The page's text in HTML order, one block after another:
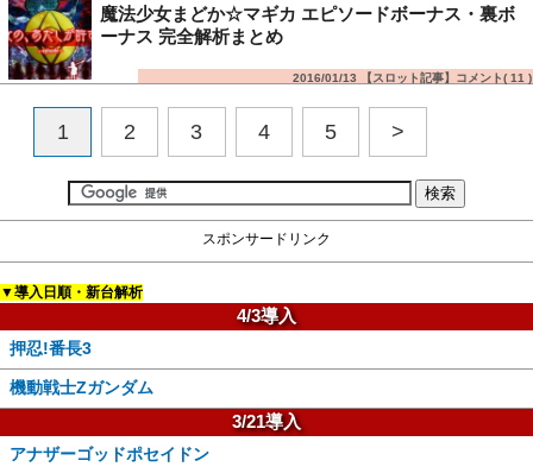
魔法少女まどか☆マギカ エピソードボーナス・裏ボ
ーナス 完全解析まとめ
2016/01/13 【スロット記事】コメント( 11 )
1 2 3 4 5 >
スポンサードリンク
▼導入日順・新台解析
4/3導入
押忍!番長3
機動戦士Zガンダム
3/21導入
アナザーゴッドポセイドン